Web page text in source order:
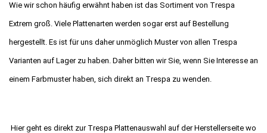
Wie wir schon häufig erwähnt haben ist das Sortiment von Trespa
Extrem groß. Viele Plattenarten werden sogar erst auf Bestellung
hergestellt. Es ist für uns daher unmöglich Muster von allen Trespa
Varianten auf Lager zu haben. Daher bitten wir Sie, wenn Sie Interesse an
einem Farbmuster haben, sich direkt an Trespa zu wenden.
Hier geht es direkt zur Trespa Plattenauswahl auf der Herstellerseite wo